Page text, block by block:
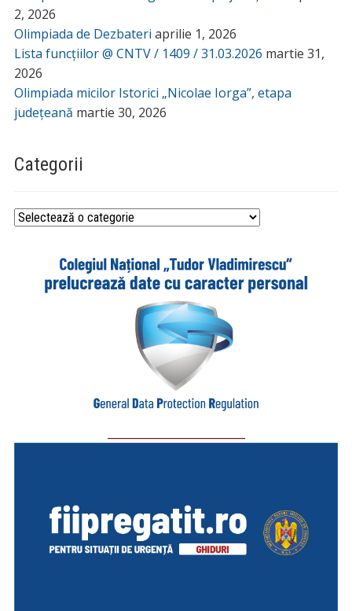
2, 2026
Olimpiada de Dezbateri aprilie 1, 2026
Lista funcțiilor @ CNTV / 1409 / 31.03.2026 martie 31,
2026
Olimpiada micilor Istorici „Nicolae Iorga”, etapa
județeană martie 30, 2026
Categorii
Categorii